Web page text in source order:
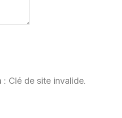
Clé de site invalide.